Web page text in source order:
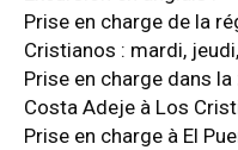
Prise en charge de la
Cristianos : mardi,
Prise en charge dans
Costa Adeje à Los
Prise en charge à El